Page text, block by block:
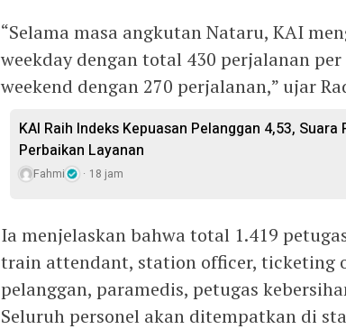
“Selama masa angkutan Nataru, KAI
weekday dengan total 430 perjalanan
weekend dengan 270 perjalanan,” ujar
KAI Raih Indeks Kepuasan Pelanggan 4,53,
Perbaikan Layanan
Fahmi 18 jam
Ia menjelaskan bahwa total 1.419
train attendant, station officer, ticketing
pelanggan, paramedis, petugas
Seluruh personel akan ditempatkan di